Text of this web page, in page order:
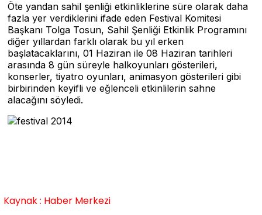
Öte yandan sahil şenliği etkinliklerine süre olarak daha
fazla yer verdiklerini ifade eden Festival Komitesi
Başkanı Tolga Tosun, Sahil Şenliği Etkinlik Programını
diğer yıllardan farklı olarak bu yıl erken
başlatacaklarını, 01 Haziran ile 08 Haziran tarihleri
arasında 8 gün süreyle halkoyunları gösterileri,
konserler, tiyatro oyunları, animasyon gösterileri gibi
birbirinden keyifli ve eğlenceli etkinlilerin sahne
alacağını söyledi.
: Haber Merkezi